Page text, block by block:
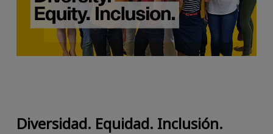
Diversidad. Equidad. Inclusión.